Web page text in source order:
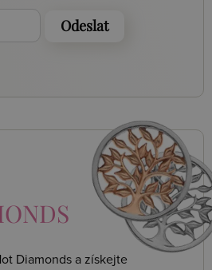
Odeslat
Diamonds a získejte